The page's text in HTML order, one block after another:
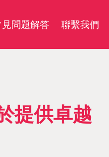
見問題解答 聯繫我們
提供卓越